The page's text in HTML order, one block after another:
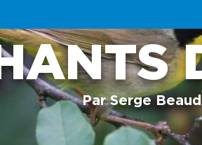
UN
GROUPES
SCOLAIRES ET
JEUNESSE
GROUPES
TOURISTIQUES
Par Serge